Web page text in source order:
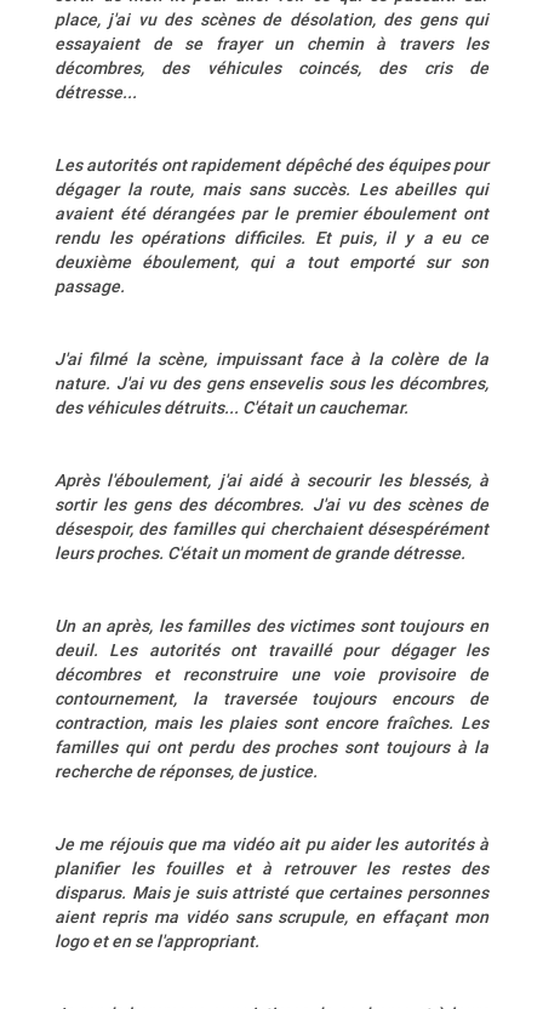
place, j'ai vu des scènes de désolation, des gens qui
essayaient de se frayer un chemin à travers les
décombres, des véhicules coincés, des cris de
détresse...
Les autorités ont rapidement dépêché des équipes pour
dégager la route, mais sans succès. Les abeilles qui
avaient été dérangées par le premier éboulement ont
rendu les opérations difficiles. Et puis, il y a eu ce
deuxième éboulement, qui a tout emporté sur son
passage.
J'ai filmé la scène, impuissant face à la colère de la
nature. J'ai vu des gens ensevelis sous les décombres,
des véhicules détruits... C'était un cauchemar.
Après l'éboulement, j'ai aidé à secourir les blessés, à
sortir les gens des décombres. J'ai vu des scènes de
désespoir, des familles qui cherchaient désespérément
leurs proches. C'était un moment de grande détresse.
Un an après, les familles des victimes sont toujours en
deuil. Les autorités ont travaillé pour dégager les
décombres et reconstruire une voie provisoire de
contournement, la traversée toujours encours de
contraction, mais les plaies sont encore fraîches. Les
familles qui ont perdu des proches sont toujours à la
recherche de réponses, de justice.
Je me réjouis que ma vidéo ait pu aider les autorités à
planifier les fouilles et à retrouver les restes des
disparus. Mais je suis attristé que certaines personnes
aient repris ma vidéo sans scrupule, en effaçant mon
logo et en se l'appropriant.